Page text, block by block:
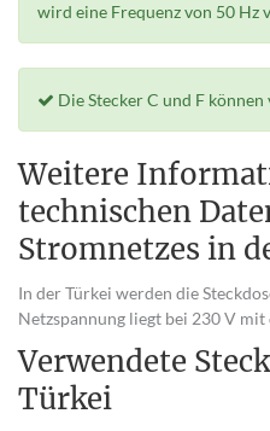
wird eine Frequenz von 50 Hz
Die Stecker C und F
Weitere
technischen
Stromnetzes in
In der Türkei werden die
Netzspannung liegt bei 230 V mit
Verwendete
Türkei